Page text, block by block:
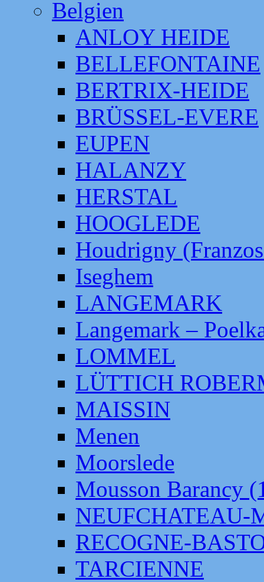
Belgien
ANLOY HEIDE
BELLEFONTAINE
BERTRIX-HEIDE
BRÜSSEL-EVERE
EUPEN
HALANZY
HERSTAL
HOOGLEDE
Houdrigny
Iseghem
LANGEMARK
Langemark –
LOMMEL
LÜTTICH
MAISSIN
Menen
Moorslede
Mousson Barancy
NEUFCHATEAU-
RECOGNE-
TARCIENNE